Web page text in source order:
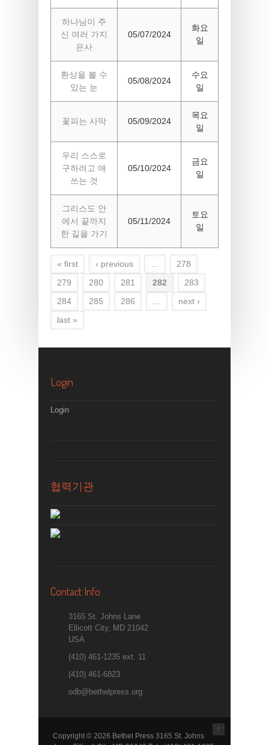
하나님이 주
신 여러 가지
은사
05/07/2024
화요
일
환상을 볼 수
있는 눈
05/08/2024
수요
일
꽃피는 사막 05/09/2024
목요
일
우리 스스로
구하려고 애
쓰는 것
05/10/2024
금요
일
그리스도 안
에서 끝까지
한 길을 가기
05/11/2024
토요
일
Pages
« first ‹ previous
278
279
280 281 282
283
284
285 286
next ›
last »
Login
Login
협력기관
Contact Info
3165 St. Johns Lane
Ellicott City, MD 21042
USA
(410) 461-1235 ext. 11
(410) 461-6823
odb@bethelpress.org
↑
Copyright © 2026 Bethel Press 3165 St. Johns